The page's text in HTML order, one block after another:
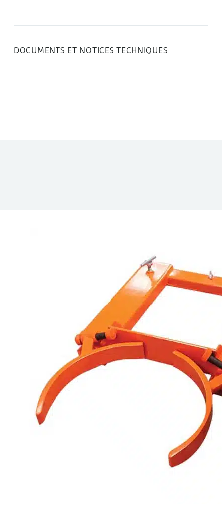
DOCUMENTS ET NOTICES TECHNIQUES